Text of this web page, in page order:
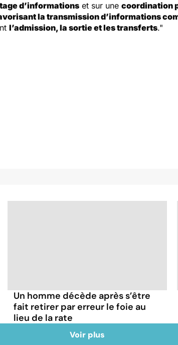
d’informations et sur une coordination
la transmission d’informations
l’admission, la sortie et les transferts."
Un homme décède après s’être
fait retirer par erreur le foie au
lieu de la rate
Voir plus